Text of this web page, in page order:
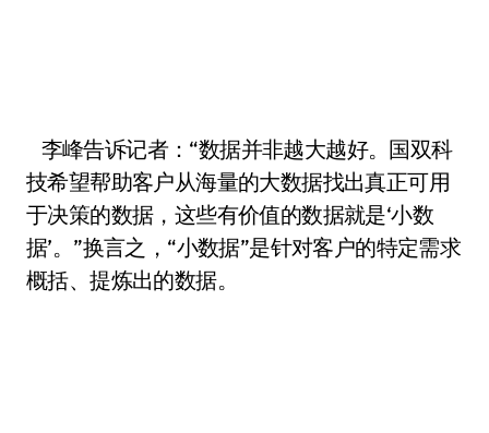
李峰告诉记者：“数据并非越大越好。国双科
技希望帮助客户从海量的大数据找出真正可用
于决策的数据，这些有价值的数据就是‘小数
据’。”换言之，“小数据”是针对客户的特定需求
概括、提炼出的数据。